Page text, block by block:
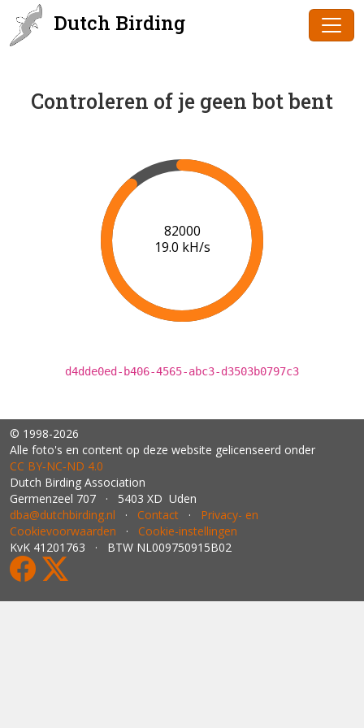
Dutch Birding
Controleren of je geen bot bent
83000
19.0 kH/s
d4dde0ed-b406-4565-abc3-d3503b0797c3
© 1998-2026
Alle foto's en content op deze website gelicenseerd onder
CC BY‑NC‑ND 4.0
Dutch Birding Association
Germenzeel 707 · 5403 XD Uden
dba@dutchbirding.nl · Contact · Privacy- en
Cookievoorwaarden · Cookie-instellingen
KvK 41201763 · BTW NL009750915B02